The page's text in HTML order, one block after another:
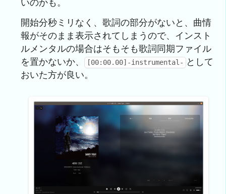
開始分秒ミリなく、歌詞の部分がないと、曲情
報がそのまま表示されてしまうので、インスト
ルメンタルの場合はそもそも歌詞同期ファイル
を置かないか、
[00:00.00]-instrumental-
として
おいた方が良い。